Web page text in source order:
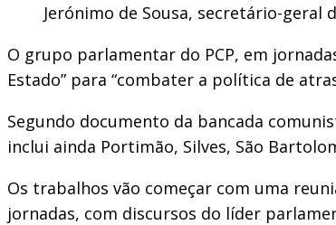
Jerónimo de Sousa, secretário-geral
O grupo parlamentar do PCP, em
Estado” para “combater a política de
Segundo documento da bancada
inclui ainda Portimão, Silves, São
Os trabalhos vão começar com uma
jornadas, com discursos do líder